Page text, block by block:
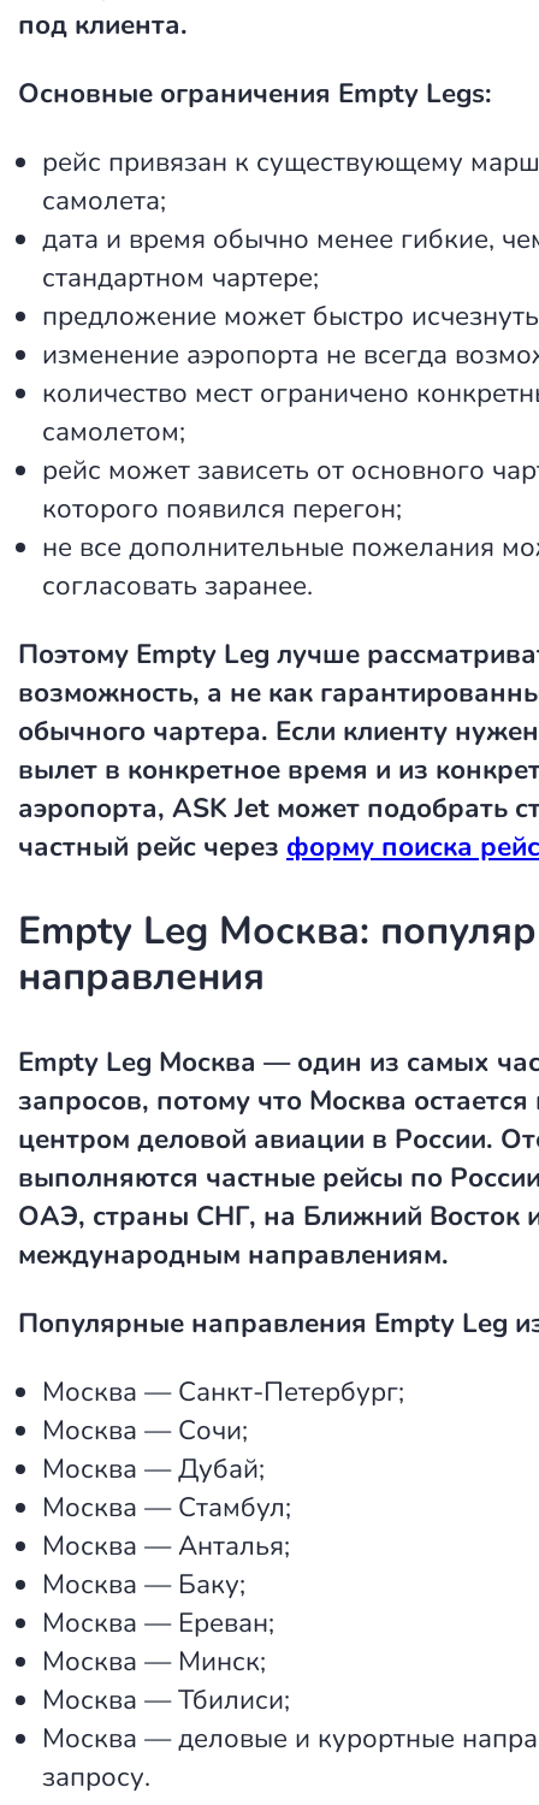
под клиента.
Основные ограничения Empty Legs:
рейс привязан к существующему
самолета;
дата и время обычно менее гибкие,
стандартном чартере;
предложение может быстро
изменение аэропорта не всегда
количество мест ограничено
самолетом;
рейс может зависеть от основного
которого появился перегон;
не все дополнительные пожелания
согласовать заранее.
Поэтому Empty Leg лучше
возможность, а не как
обычного чартера. Если клиенту
вылет в конкретное время и из
аэропорта, ASK Jet может подобрать
частный рейс через форму поиска
Empty Leg Москва:
направления
Empty Leg Москва — один из самых
запросов, потому что Москва
центром деловой авиации в России.
выполняются частные рейсы по
ОАЭ, страны СНГ, на Ближний Восток
международным направлениям.
Популярные направления Empty Leg
Москва — Санкт-Петербург;
Москва — Сочи;
Москва — Дубай;
Москва — Стамбул;
Москва — Анталья;
Москва — Баку;
Москва — Ереван;
Москва — Минск;
Москва — Тбилиси;
Москва — деловые и курортные
запросу.